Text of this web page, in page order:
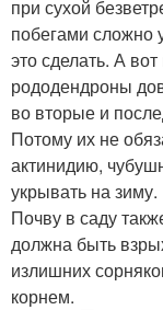
при сухой
побегами сложно
это сделать. А
рододендроны
во вторые и
Потому их не
актинидию,
укрывать на зиму.
Почву в саду
должна быть
излишних
корнем.